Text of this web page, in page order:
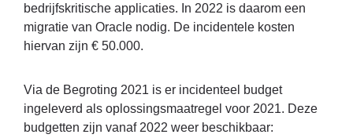
bedrijfskritische applicaties. In 2022 is daarom een
migratie van Oracle nodig. De incidentele kosten
hiervan zijn € 50.000.
Via de Begroting 2021 is er incidenteel budget
ingeleverd als oplossingsmaatregel voor 2021. Deze
budgetten zijn vanaf 2022 weer beschikbaar: